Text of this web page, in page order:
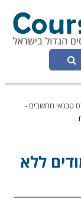
טכנאי מחשבים -
ללא